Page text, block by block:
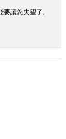
讓您失望了。